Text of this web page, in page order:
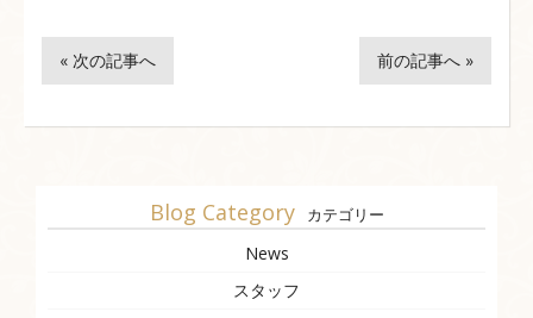
« 次の記事へ 前の記事へ »
Blog Category カテゴリー
News
スタッフ